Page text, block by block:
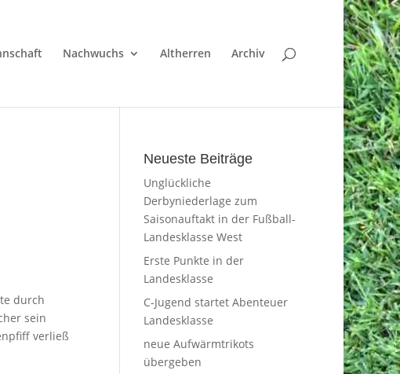
Nachwuchs Altherren Archiv
durch
sein
verließ
Neueste Beiträge
Unglückliche
Derbyniederlage zum
Saisonauftakt in der Fußball-
Landesklasse West
Erste Punkte in der
Landesklasse
C-Jugend startet Abenteuer
Landesklasse
neue Aufwärmtrikots
übergeben